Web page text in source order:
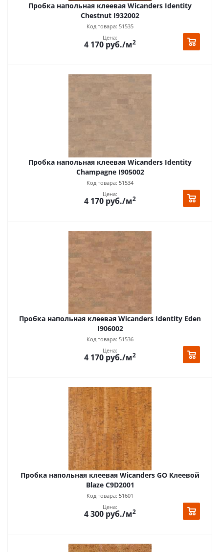
Пробка напольная клеевая Wicanders Identity
Chestnut I932002
Код товара: 51535
Цена:
4 170 руб./м2
Пробка напольная клеевая Wicanders Identity
Champagne I905002
Код товара: 51534
Цена:
4 170 руб./м2
Пробка напольная клеевая Wicanders Identity Eden
I906002
Код товара: 51536
Цена:
4 170 руб./м2
Пробка напольная клеевая Wicanders GO Клеевой
Blaze C9D2001
Код товара: 51601
Цена:
4 300 руб./м2